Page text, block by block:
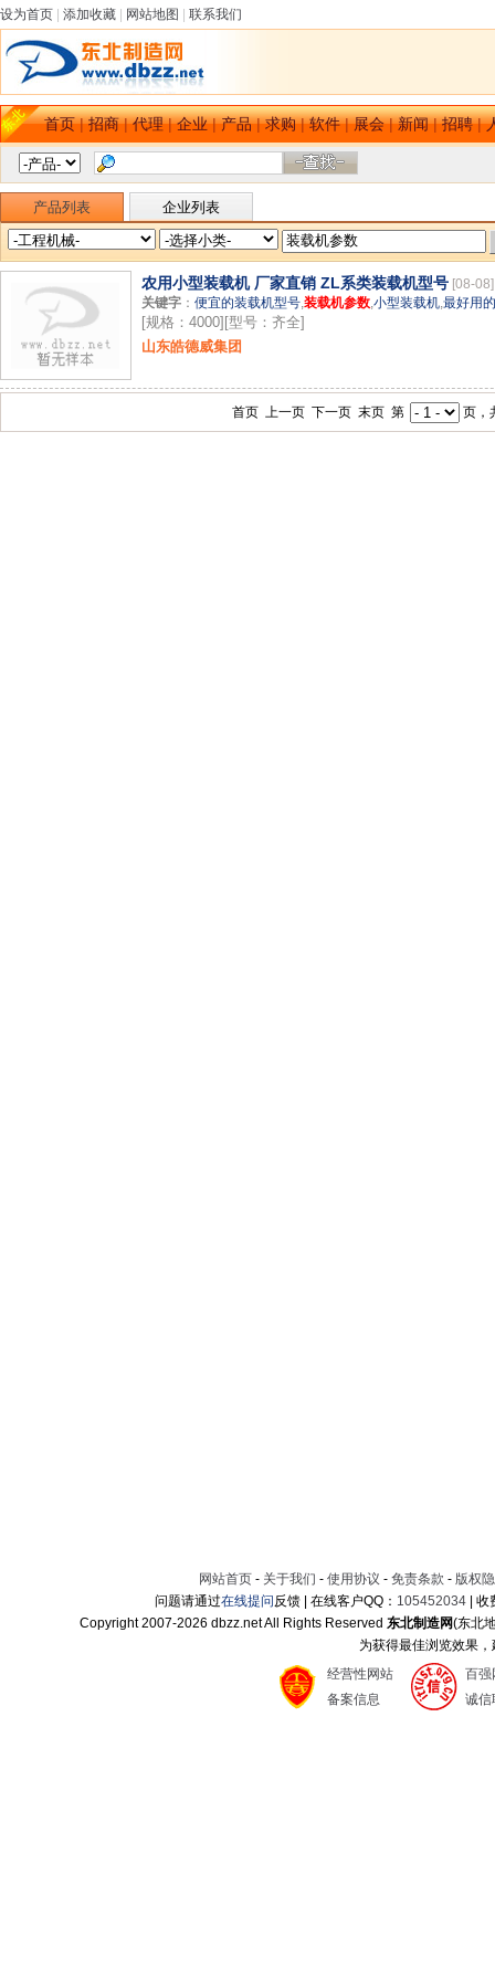
设为首页 添加收藏 网站地图 联系我们
首页|招商|代理|企业|产品|求购|软件|展会|新闻|招聘|
产品列表 企业列表
农用小型装载机 厂家直销 ZL系类装载机型号 [08-08]
关键字 ： 便宜的装载机型号,装载机参数,小型装载机,最好用
[规格：4000][型号：齐全]
山东皓德威集团
首页 上一页 下一页 末页 第 页，
网站首页 - 关于我们 - 使用协议 - 免责条款 - 版权
问题请通过在线提问反馈 | 在线客户QQ： 105452034 |
Copyright 2007-2026 dbzz.net All Rights Reserved东北制造网(东北
为获得最佳浏览效果
经营性网站
备案信息
百强
诚信